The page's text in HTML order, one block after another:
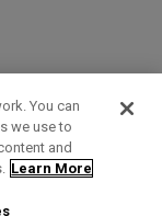
You can
we use to
and
Learn More